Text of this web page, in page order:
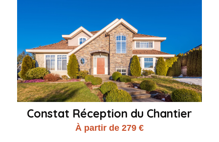
Constat Réception du Chantier
À partir de 279 €